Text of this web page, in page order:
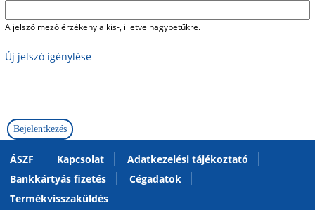
A jelszó mező érzékeny a kis-, illetve nagybetűkre.
Új jelszó igénylése
ÁSZF Kapcsolat
Adatkezelési tájékoztató
Bankkártyás fizetés
Cégadatok
Termékvisszaküldés